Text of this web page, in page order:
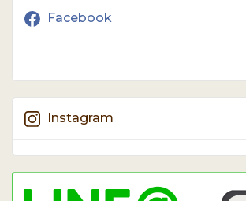
Facebook
Instagram